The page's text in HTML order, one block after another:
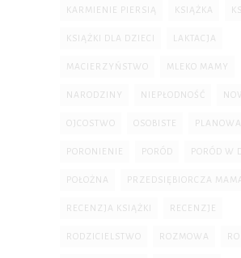
KARMIENIE PIERSIĄ KSIĄŻKA
KSIĄŻKI DLA DZIECI LAKTACJA
MACIERZYŃSTWO MLEKO MAMY
NARODZINY NIEPŁODNOŚĆ
OJCOSTWO OSOBISTE
PORONIENIE PORÓD PORÓD W
POŁOŻNA PRZEDSIĘBIORCZA
RECENZJA KSIĄŻKI RECENZJE
RODZICIELSTWO ROZMOWA